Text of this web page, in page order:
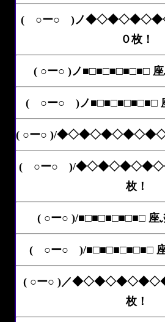
( ○ー○ )ノ
０枚！
( ○ー○ )ノ■□■□■□■□■□ 座
( ○ー○ )ノ■□■□■□■□■□ 座
( ○ー○ )/◆◇◆◇◆◇◆◇◆◇ 座
( ○ー○ )/◆◇◆◇◆◇◆◇◆◇
枚！
( ○ー○ )/■□■□■□■□■□ 座
( ○ー○ )/■□■□■□■□■□ 座
( ○ー○ )／
枚！